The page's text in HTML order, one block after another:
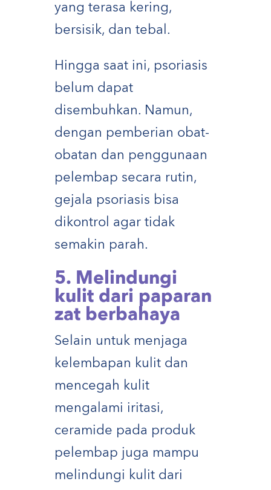
yang terasa kering,
bersisik, dan tebal.
Hingga saat ini, psoriasis
belum dapat
disembuhkan. Namun,
dengan pemberian obat-
obatan dan penggunaan
pelembap secara rutin,
gejala psoriasis bisa
dikontrol agar tidak
semakin parah.
5. Melindungi
kulit dari paparan
zat berbahaya
Selain untuk menjaga
kelembapan kulit dan
mencegah kulit
mengalami iritasi,
ceramide pada produk
pelembap juga mampu
melindungi kulit dari